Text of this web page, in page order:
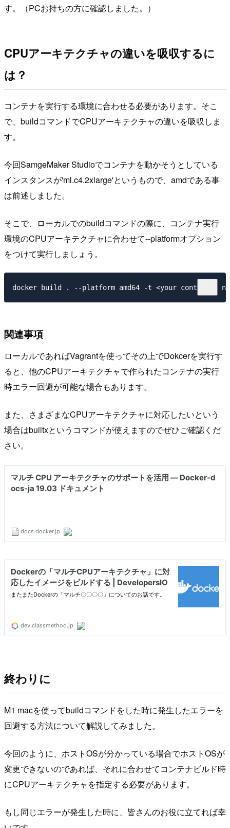
す。（PCお持ちの方に確認しました。）
CPUアーキテクチャの違いを吸収するに
は？
コンテナを実行する環境に合わせる必要があります。そこ
で、buildコマンドでCPUアーキテクチャの違いを吸収しま
す。
今回SamgeMaker Studioでコンテナを動かそうとしている
インスタンスが'ml.c4.2xlarge'というもので、amdである事
は前述しました。
そこで、ローカルでのbuildコマンドの際に、コンテナ実行
環境のCPUアーキテクチャに合わせて--platformオプション
をつけて実行しましょう。
関連事項
ローカルであればVagrantを使ってその上でDokcerを実行す
ると、他のCPUアーキテクチャで作られたコンテナの実行
時エラー回避が可能な場合もあります。
また、さまざまなCPUアーキテクチャに対応したいという
場合はbuiltxというコマンドが使えますのでぜひご確認くだ
さい。
終わりに
M1 macを使ってbuildコマンドをした時に発生したエラーを
回避する方法について解説してみました。
今回のように、ホストOSが分かっている場合でホストOSが
変更できないのであれば、それに合わせてコンテナビルド時
にCPUアーキテクチャを指定する必要があります。
もし同じエラーが発生した時に、皆さんのお役に立てれば幸